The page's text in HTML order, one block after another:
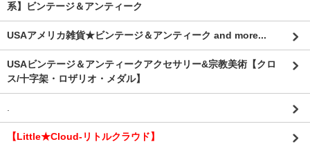
系】ビンテージ＆アンティーク
USAアメリカ雑貨★ビンテージ＆アンティーク and more...
USAビンテージ＆アンティークアクセサリー&宗教美術【クロ
ス/十字架・ロザリオ・メダル】
【Little★Cloud-リトルクラウド】